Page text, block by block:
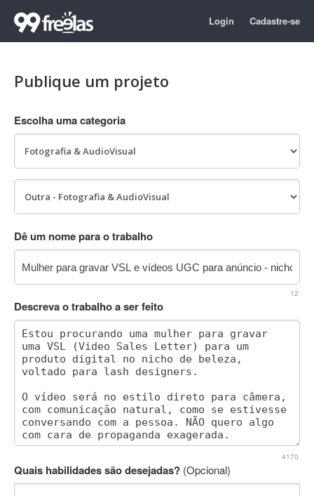
Login Cadastre-se
Publique um projeto
Escolha uma categoria
Dê um nome para o trabalho
12
Descreva o trabalho a ser feito
4170
Quais habilidades são desejadas? (Opcional)